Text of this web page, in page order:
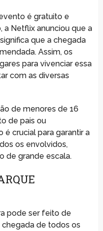
é gratuito e
a Netflix anunciou que a
que a chegada
Assim, os
para vivenciar essa
com as diversas
de menores de 16
de pais ou
é crucial para garantir a
os envolvidos,
de grande escala.
pode ser feito de
de todos os